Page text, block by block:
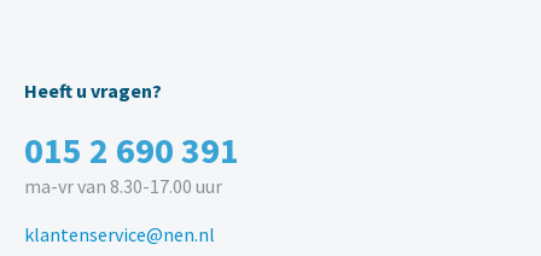
Heeft u vragen?
015 2 690 391
ma-vr van 8.30-17.00 uur
klantenservice@nen.nl